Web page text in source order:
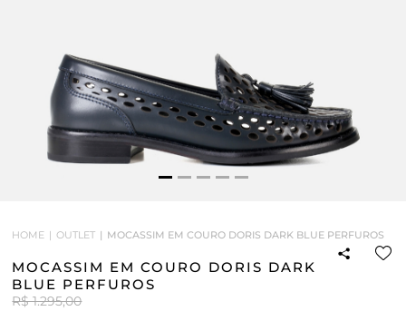
HOME OUTLET MOCASSIM EM COURO DORIS DARK BLUE PERFUROS
MOCASSIM EM COURO DORIS DARK
BLUE PERFUROS
R$ 1.295,00